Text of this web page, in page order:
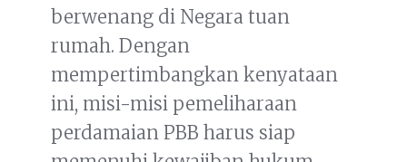
berwenang di Negara tuan
rumah. Dengan
mempertimbangkan kenyataan
ini, misi-misi pemeliharaan
perdamaian PBB harus siap